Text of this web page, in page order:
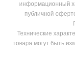
информационный
публичной
Технические
товара могут быть